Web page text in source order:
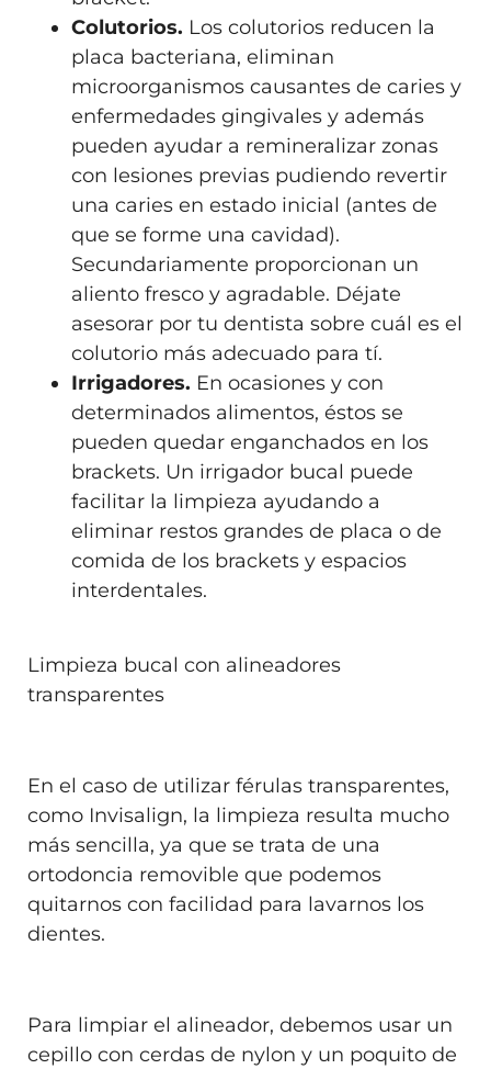
Colutorios. Los colutorios reducen la
placa bacteriana, eliminan
microorganismos causantes de caries y
enfermedades gingivales y además
pueden ayudar a remineralizar zonas
con lesiones previas pudiendo revertir
una caries en estado inicial (antes de
que se forme una cavidad).
Secundariamente proporcionan un
aliento fresco y agradable. Déjate
asesorar por tu dentista sobre cuál es el
colutorio más adecuado para tí.
Irrigadores. En ocasiones y con
determinados alimentos, éstos se
pueden quedar enganchados en los
brackets. Un irrigador bucal puede
facilitar la limpieza ayudando a
eliminar restos grandes de placa o de
comida de los brackets y espacios
interdentales.
Limpieza bucal con alineadores
transparentes
En el caso de utilizar férulas transparentes,
como Invisalign, la limpieza resulta mucho
más sencilla, ya que se trata de una
ortodoncia removible que podemos
quitarnos con facilidad para lavarnos los
dientes.
Para limpiar el alineador, debemos usar un
cepillo con cerdas de nylon y un poquito de